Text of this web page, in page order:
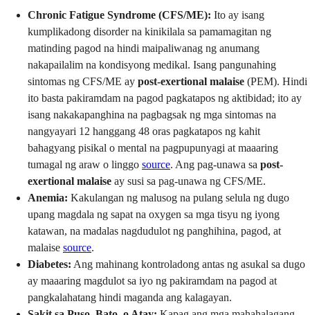
Chronic Fatigue Syndrome (CFS/ME): Ito ay isang
kumplikadong disorder na kinikilala sa pamamagitan ng
matinding pagod na hindi maipaliwanag ng anumang
nakapailalim na kondisyong medikal. Isang pangunahing
sintomas ng CFS/ME ay post-exertional malaise (PEM). Hindi
ito basta pakiramdam na pagod pagkatapos ng aktibidad; ito ay
isang nakakapanghina na pagbagsak ng mga sintomas na
nangyayari 12 hanggang 48 oras pagkatapos ng kahit
bahagyang pisikal o mental na pagpupunyagi at maaaring
tumagal ng araw o linggo source. Ang pag-unawa sa post-
exertional malaise ay susi sa pag-unawa ng CFS/ME.
Anemia: Kakulangan ng malusog na pulang selula ng dugo
upang magdala ng sapat na oxygen sa mga tisyu ng iyong
katawan, na madalas nagdudulot ng panghihina, pagod, at
malaise source.
Diabetes: Ang mahinang kontroladong antas ng asukal sa dugo
ay maaaring magdulot sa iyo ng pakiramdam na pagod at
pangkalahatang hindi maganda ang kalagayan.